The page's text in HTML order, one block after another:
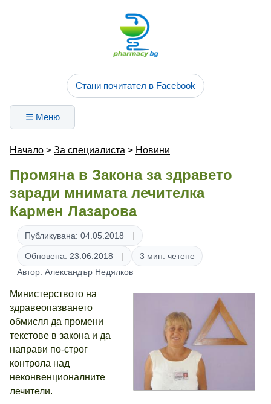
Стани почитател в Facebook
☰ Меню
Начало > За специалиста > Новини
Промяна в Закона за здравето
заради мнимата лечителка
Кармен Лазарова
Публикувана: 04.05.2018
Обновена: 23.06.2018
3 мин. четене
Автор: Александър Недялков
Министерството на
здравеопазването
обмисля да промени
текстове в закона и да
направи по-строг
контрола над
неконвенционалните
лечители.